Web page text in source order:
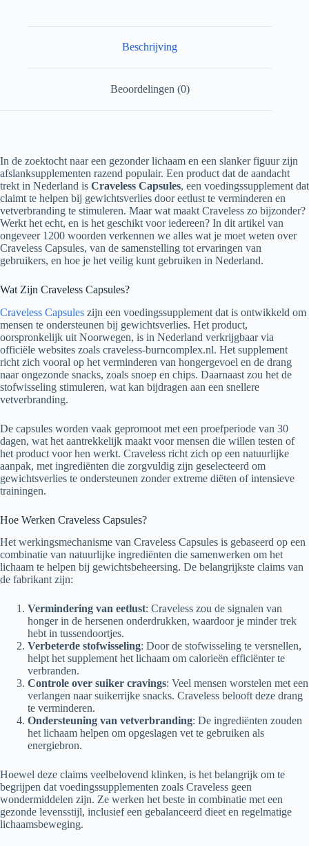
Beschrijving
Beoordelingen (0)
In de zoektocht naar een gezonder lichaam en een slanker figuur zijn
afslanksupplementen razend populair. Een product dat de aandacht
trekt in Nederland is Craveless Capsules, een voedingssupplement dat
claimt te helpen bij gewichtsverlies door eetlust te verminderen en
vetverbranding te stimuleren. Maar wat maakt Craveless zo bijzonder?
Werkt het echt, en is het geschikt voor iedereen? In dit artikel van
ongeveer 1200 woorden verkennen we alles wat je moet weten over
Craveless Capsules, van de samenstelling tot ervaringen van
gebruikers, en hoe je het veilig kunt gebruiken in Nederland.
Wat Zijn Craveless Capsules?
Craveless Capsules zijn een voedingssupplement dat is ontwikkeld om
mensen te ondersteunen bij gewichtsverlies. Het product,
oorspronkelijk uit Noorwegen, is in Nederland verkrijgbaar via
officiële websites zoals craveless-burncomplex.nl. Het supplement
richt zich vooral op het verminderen van hongergevoel en de drang
naar ongezonde snacks, zoals snoep en chips. Daarnaast zou het de
stofwisseling stimuleren, wat kan bijdragen aan een snellere
vetverbranding.
De capsules worden vaak gepromoot met een proefperiode van 30
dagen, wat het aantrekkelijk maakt voor mensen die willen testen of
het product voor hen werkt. Craveless richt zich op een natuurlijke
aanpak, met ingrediënten die zorgvuldig zijn geselecteerd om
gewichtsverlies te ondersteunen zonder extreme diëten of intensieve
trainingen.
Hoe Werken Craveless Capsules?
Het werkingsmechanisme van Craveless Capsules is gebaseerd op een
combinatie van natuurlijke ingrediënten die samenwerken om het
lichaam te helpen bij gewichtsbeheersing. De belangrijkste claims van
de fabrikant zijn:
Vermindering van eetlust: Craveless zou de signalen van
honger in de hersenen onderdrukken, waardoor je minder trek
hebt in tussendoortjes.
Verbeterde stofwisseling: Door de stofwisseling te versnellen,
helpt het supplement het lichaam om calorieën efficiënter te
verbranden.
Controle over suiker cravings: Veel mensen worstelen met een
verlangen naar suikerrijke snacks. Craveless belooft deze drang
te verminderen.
Ondersteuning van vetverbranding: De ingrediënten zouden
het lichaam helpen om opgeslagen vet te gebruiken als
energiebron.
Hoewel deze claims veelbelovend klinken, is het belangrijk om te
begrijpen dat voedingssupplementen zoals Craveless geen
wondermiddelen zijn. Ze werken het beste in combinatie met een
gezonde levensstijl, inclusief een gebalanceerd dieet en regelmatige
lichaamsbeweging.